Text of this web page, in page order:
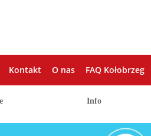
Kontakt O nas FAQ Kołobrzeg
Info